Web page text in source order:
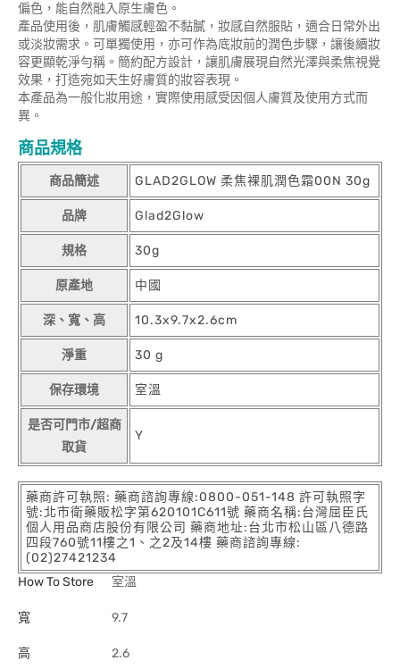
偏色，能自然融入原生膚色。
產品使用後，肌膚觸感輕盈不黏膩，妝感自然服貼，適合日常外出
或淡妝需求。可單獨使用，亦可作為底妝前的潤色步驟，讓後續妝
容更顯乾淨勻稱。簡約配方設計，讓肌膚展現自然光澤與柔焦視覺
效果，打造宛如天生好膚質的妝容表現。
本產品為一般化妝用途，實際使用感受因個人膚質及使用方式而
異。
商品規格
商品簡述 GLAD2GLOW 柔焦裸肌潤色霜00N 30g
品牌 Glad2Glow
規格 30g
原產地 中國
深、寬、高 10.3x9.7x2.6cm
淨重 30 g
保存環境 室溫
是否可門市/超商
取貨
Y
藥商許可執照: 藥商諮詢專線:0800-051-148 許可執照字
號:北市衛藥販松字第620101C611號 藥商名稱:台灣屈臣氏
個人用品商店股份有限公司 藥商地址:台北市松山區八德路
四段760號11樓之1、之2及14樓 藥商諮詢專線:
(02)27421234
How To Store
室溫
寬 9.7
高 2.6